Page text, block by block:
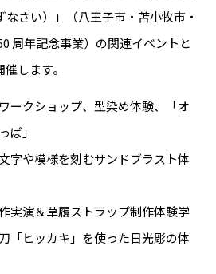
なさい）」（八王子市・苫小牧市・
周年記念事業）の関連イベントと
します。
ークショップ、型染め体験、「オ
ぱ」
字や模様を刻むサンドブラスト体
実演＆草履ストラップ制作体験学
「ヒッカキ」を使った日光彫の体